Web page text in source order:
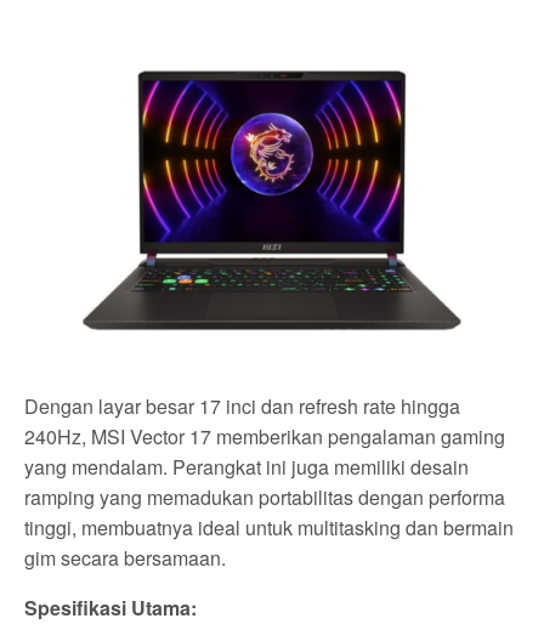
Dengan layar besar 17 inci dan refresh rate hingga
240Hz, MSI Vector 17 memberikan pengalaman gaming
yang mendalam. Perangkat ini juga memiliki desain
ramping yang memadukan portabilitas dengan performa
tinggi, membuatnya ideal untuk multitasking dan bermain
gim secara bersamaan.
Spesifikasi Utama: